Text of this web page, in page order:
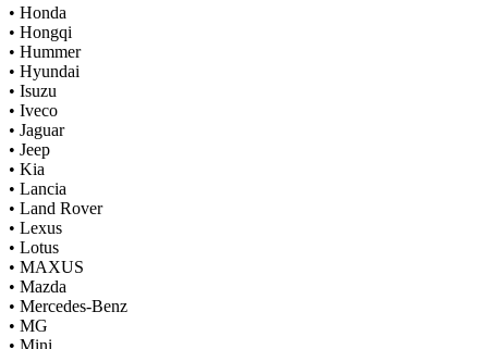
• Honda
• Hongqi
• Hummer
• Hyundai
• Isuzu
• Iveco
• Jaguar
• Jeep
• Kia
• Lancia
• Land Rover
• Lexus
• Lotus
• MAXUS
• Mazda
• Mercedes-Benz
• MG
• Mini